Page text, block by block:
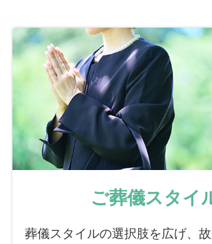
ご葬儀スタイ
葬儀スタイルの選択肢を広げ、